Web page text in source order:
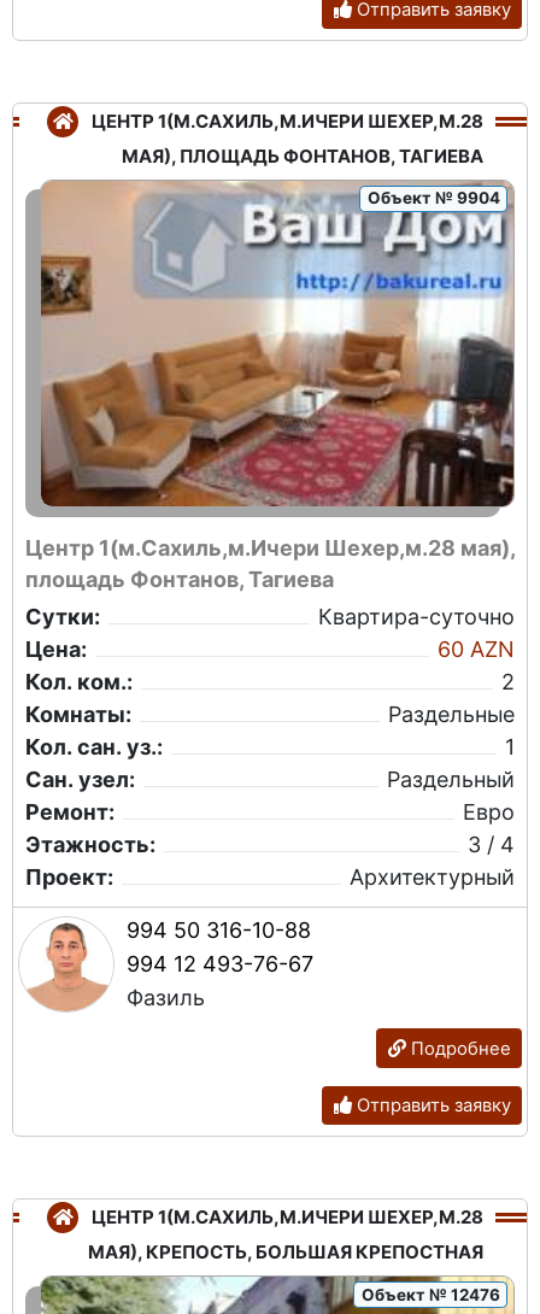
Отправить заявку
ЦЕНТР 1(М.САХИЛЬ,М.ИЧЕРИ ШЕХЕР,М.28
МАЯ), ПЛОЩАДЬ ФОНТАНОВ, ТАГИЕВА
Объект № 9904
Центр 1(м.Сахиль,м.Ичери Шехер,м.28 мая),
площадь Фонтанов, Тагиева
Сутки:
Квартира-суточно
Цена:
60 AZN
Кол. ком.:
2
Комнаты:
Раздельные
Кол. сан. уз.:
1
Сан. узел:
Раздельный
Ремонт:
Евро
Этажность:
3 / 4
Проект:
Архитектурный
994 50 316-10-88
994 12 493-76-67
Фазиль
Подробнее
Отправить заявку
ЦЕНТР 1(М.САХИЛЬ,М.ИЧЕРИ ШЕХЕР,М.28
МАЯ), КРЕПОСТЬ, БОЛЬШАЯ КРЕПОСТНАЯ
Объект № 12476